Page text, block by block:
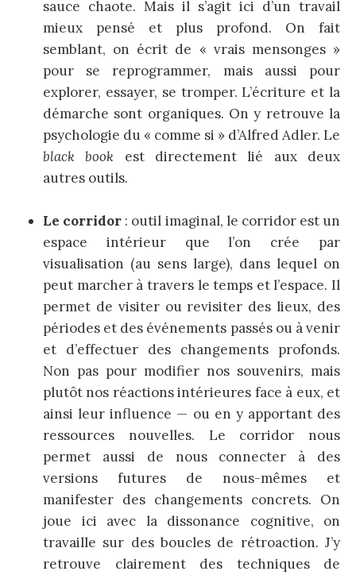
sauce chaote. Mais il s’agit ici d’un travail
mieux pensé et plus profond. On fait
semblant, on écrit de « vrais mensonges »
pour se reprogrammer, mais aussi pour
explorer, essayer, se tromper. L’écriture et la
démarche sont organiques. On y retrouve la
psychologie du « comme si » d’Alfred Adler. Le
black book est directement lié aux deux
autres outils.
Le corridor : outil imaginal, le corridor est un
espace intérieur que l’on crée par
visualisation (au sens large), dans lequel on
peut marcher à travers le temps et l’espace. Il
permet de visiter ou revisiter des lieux, des
périodes et des événements passés ou à venir
et d’effectuer des changements profonds.
Non pas pour modifier nos souvenirs, mais
plutôt nos réactions intérieures face à eux, et
ainsi leur influence — ou en y apportant des
ressources nouvelles. Le corridor nous
permet aussi de nous connecter à des
versions futures de nous-mêmes et
manifester des changements concrets. On
joue ici avec la dissonance cognitive, on
travaille sur des boucles de rétroaction. J’y
retrouve clairement des techniques de